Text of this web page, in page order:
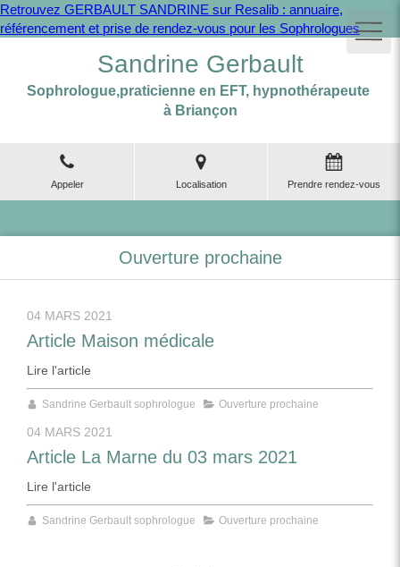
Retrouvez GERBAULT SANDRINE sur Resalib : annuaire,
référencement et prise de rendez-vous pour les Sophrologues
Sandrine Gerbault
Sophrologue,praticienne en EFT, hypnothérapeute
à Briançon
Appeler Localisation Prendre rendez-vous
Ouverture prochaine
04 MARS 2021
Article Maison médicale
Lire l'article
Sandrine Gerbault sophrologue Ouverture prochaine
04 MARS 2021
Article La Marne du 03 mars 2021
Lire l'article
Sandrine Gerbault sophrologue Ouverture prochaine